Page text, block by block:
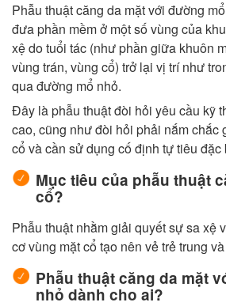
Phẫu thuật căng da mặt với đường
đưa phần mềm ở một số vùng của
xệ do tuổi tác (như phần giữa khuôn
vùng trán, vùng cổ) trở lại vị trí như
qua đường mổ nhỏ.
Đây là phẫu thuật đòi hỏi yêu cầu kỹ
cao, cũng như đòi hỏi phải nắm chắc
cổ và cần sử dụng cố định tự tiêu đặc
Mục tiêu của phẫu thuật
cổ?
Phẫu thuật nhằm giải quyết sự sa xệ
cơ vùng mặt cổ tạo nên vẻ trẻ trung
Phẫu thuật căng da mặt
nhỏ dành cho ai?